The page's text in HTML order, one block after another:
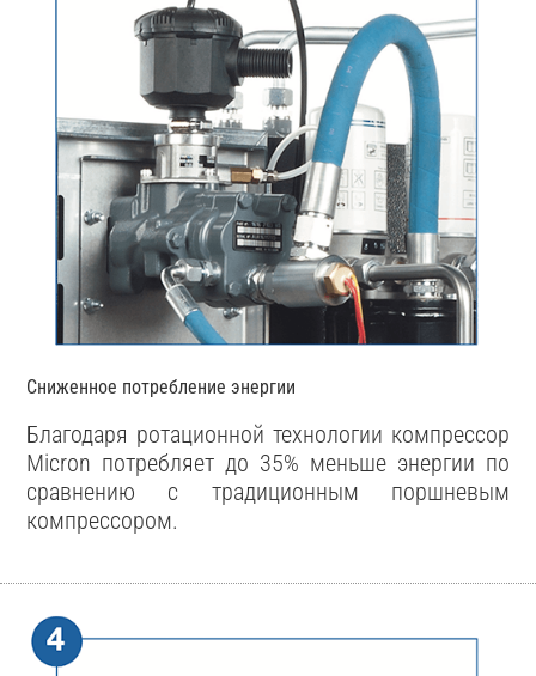
Сниженное потребление энергии
Благодаря ротационной технологии компрессор
Micron потребляет до 35% меньше энергии по
сравнению с традиционным поршневым
компрессором.